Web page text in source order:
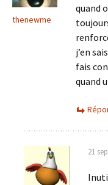
thenewme
quand
j’en
fais
quand
21